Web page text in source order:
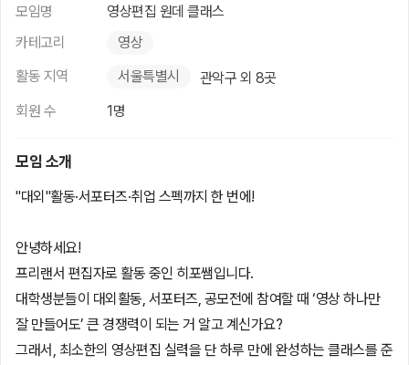
모임명
영상편집 원데 클래스
카테고리
영상
활동 지역
서울특별시
관악구 외 8곳
회원 수
1명
모임 소개
"대외"활동·서포터즈·취업 스펙까지 한 번에!
안녕하세요!
프리랜서 편집자로 활동 중인 히포쌤입니다.
대학생분들이 대외활동, 서포터즈, 공모전에 참여할 때 ‘영상 하나만
잘 만들어도’ 큰 경쟁력이 되는 거 알고 계신가요?
그래서, 최소한의 영상편집 실력을 단 하루 만에 완성하는 클래스를 준